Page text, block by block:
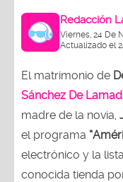
Redacción
Viernes, 24 De
Actualizado el
El matrimonio de
Sánchez De
madre de la novia,
el programa
electrónico y la
conocida tienda